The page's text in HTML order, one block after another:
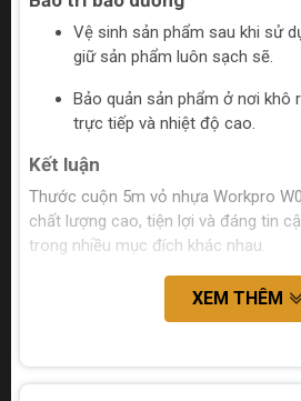
Vệ sinh sản phẩm sau khi sử
giữ sản phẩm luôn sạch sẽ.
Bảo quản sản phẩm ở nơi khô
trực tiếp và nhiệt độ cao.
Kết luận
Thước cuộn 5m vỏ nhựa Workpro
chất lượng cao, tiện lợi và đáng tin
trong nhiều mục đích khác nhau.
XEM THÊM